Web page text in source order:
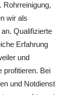
wir als
Qualifizierte
Erfahrung
und
profitieren. Bei
und Notdienst